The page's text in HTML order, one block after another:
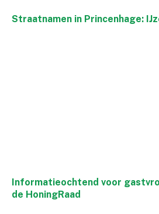
Straatnamen in Princenhage:
Informatieochtend voor
de HoningRaad